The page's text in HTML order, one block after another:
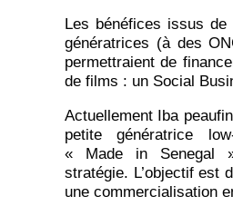
Les bénéfices issus
génératrices (à des
permettraient de
de films : un Social
Actuellement Iba
petite génératrice
« Made in Senegal
stratégie. L’objectif est
une commercialisation